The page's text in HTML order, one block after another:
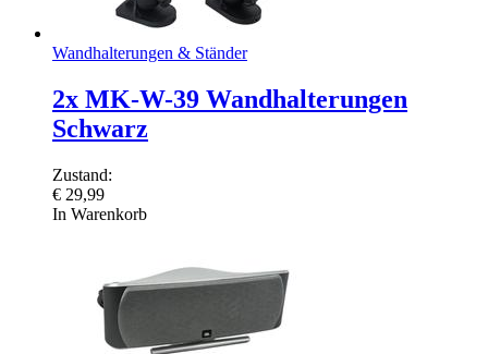
Wandhalterungen & Ständer
2x MK-W-39 Wandhalterungen
Schwarz
Zustand:
€ 29,99
In Warenkorb